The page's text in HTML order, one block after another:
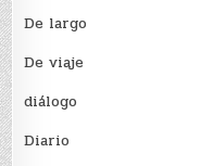
De largo
De viaje
diálogo
Diario